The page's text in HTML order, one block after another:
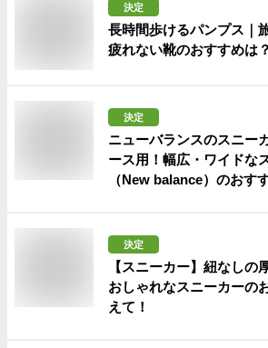
決定
長時間歩けるパンプス｜
疲れない靴のおすすめは？
決定
ニューバランスのスニー
ース用！幅広・ワイドな
（New balance）のおす
決定
【スニーカー】紐なしの
おしゃれなスニーカーの
えて！